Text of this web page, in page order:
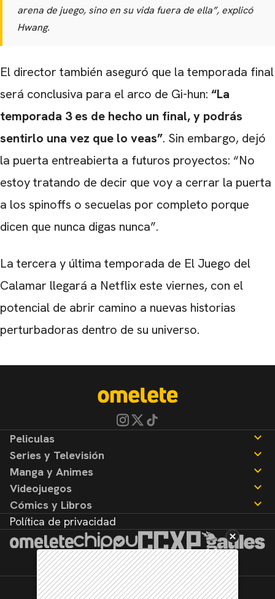
arena de juego, sino en su vida fuera de ella”, explicó
Hwang.
El director también aseguró que la temporada final
será conclusiva para el arco de Gi-hun: “La
temporada 3 es de hecho un final, y podrás
sentirlo una vez que lo veas”. Sin embargo, dejó
la puerta entreabierta a futuros proyectos: “No
estoy tratando de decir que voy a cerrar la puerta
a los spinoffs o secuelas por completo porque
dicen que nunca digas nunca”.
La tercera y última temporada de El Juego del
Calamar llegará a Netflix este viernes, con el
potencial de abrir camino a nuevas historias
perturbadoras dentro de su universo.
Peliculas
Noticias
Reseñas
Series y Televisión
Noticias
Reseñas
Manga y Animes
Noticias
Reseñas
Videojuegos
Noticias
Reseñas
Cómics y Libros
Noticias
Reseñas
Política de privacidad
©2026. Todos los derechos reservados.